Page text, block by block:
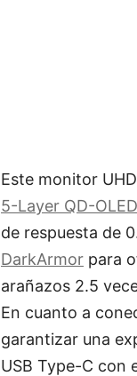
Este monitor
5-Layer QD-
de respuesta de
DarkArmor para
arañazos 2.5
En cuanto a
garantizar una
USB Type-C con